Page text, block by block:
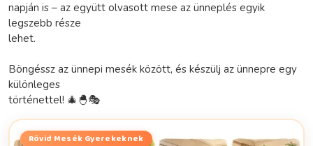
napján is – az együtt olvasott mese az ünneplés egyik
legszebb része
lehet.
Böngéssz az ünnepi mesék között, és készülj az ünnepre egy
különleges
történettel! 🎄🐣🎭
Rövid Mesék Gyerekeknek